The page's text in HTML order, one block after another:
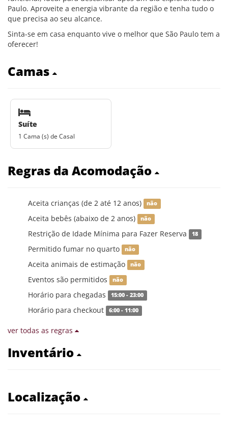
Paulo. Aproveite a energia vibrante da região e tenha tudo o
que precisa ao seu alcance.
Sinta-se em casa enquanto vive o melhor que São Paulo tem a
oferecer!
Camas
Suíte
1 Cama (s) de Casal
Regras da Acomodação
Aceita crianças (de 2 até 12 anos) não
Aceita bebês (abaixo de 2 anos) não
Restrição de Idade Mínima para Fazer Reserva 18
Permitido fumar no quarto não
Aceita animais de estimação não
Eventos são permitidos não
Horário para chegadas 15:00 - 23:00
Horário para checkout 6:00 - 11:00
ver todas as regras
Inventário
Localização